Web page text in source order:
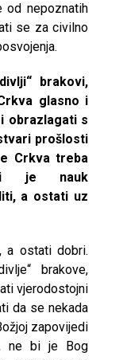
od nepoznatih
se za civilno
brakovi,
glasno i
obrazlagati s
prošlosti
Crkva treba
je nauk
a ostati uz
a ostati dobri.
brakove,
vjerodostojni
da se nekada
zapovijedi
ne bi je Bog